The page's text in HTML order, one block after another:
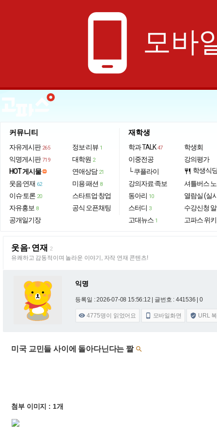
phone_android 모바
커뮤니티
자유게시판 265
익명게시판 719
HOT 게시물
웃음·연재 62
이슈·토론 20
자유홍보 8
공개일기장
정보·리뷰 1
대학원 2
연애상담 21
미용·패션 8
스타트업·창업
공식 오픈채팅
재학생
학과 TALK 47
이중전공
└ 쿠플라이
강의자료·족보
동아리 10
스터디 3
고대뉴스 1
학생회
강의평가
restaurant 학생식
셔틀버스
열람실 (실
수강신청
고파스 위키
웃음·연재 2
유쾌하고 감동적이며 놀라운 이야기, 자작 연재 콘텐츠!
익명
등록일 : 2026-07-08 15:56:12 | 글번호 : 441536 | 0
 4775명이 읽었어요  모바일화면  URL
미국 교민들 사이에 돌아다닌다는 짤 
첨부 이미지 : 1개